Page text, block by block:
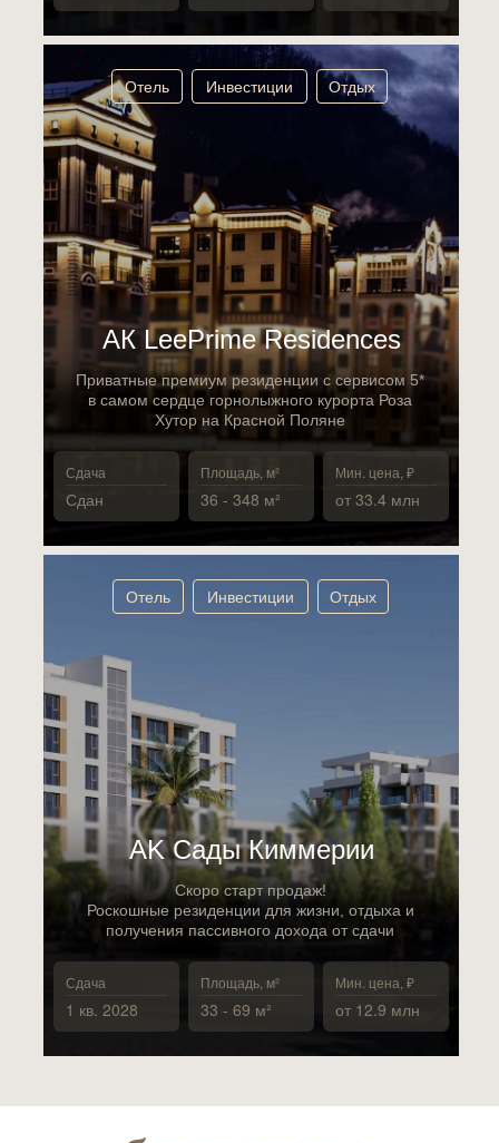
от 12.9 млн
Мин. цена, ₽
33 - 69 м²
Площадь, м²
1 кв. 2028
Сдача
Скоро старт продаж!
Роскошные резиденции для жизни, отдыха и
получения пассивного дохода от сдачи
АK Сады Киммерии
Отдых
Инвестиции
Отель
от 33.4 млн
Мин. цена, ₽
36 - 348 м²
Площадь, м²
Сдан
Сдача
Приватные премиум резиденции с сервисом 5*
в самом сердце горнолыжного курорта Роза
Хутор на Красной Поляне
АК LeePrime Residences
Отдых
Инвестиции
Отель